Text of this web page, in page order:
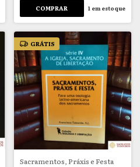
1 em estoque
GRÁTIS
Sacramentos, Práxis e Festa